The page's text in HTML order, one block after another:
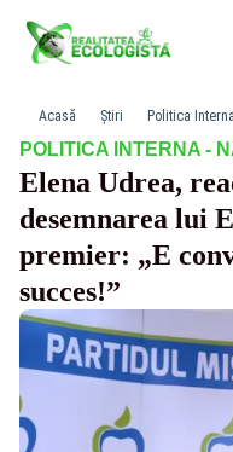
Acasă Știri Politica
POLITICA INTERNA -
Elena Udrea,
desemnarea lui
premier: „E
succes!”